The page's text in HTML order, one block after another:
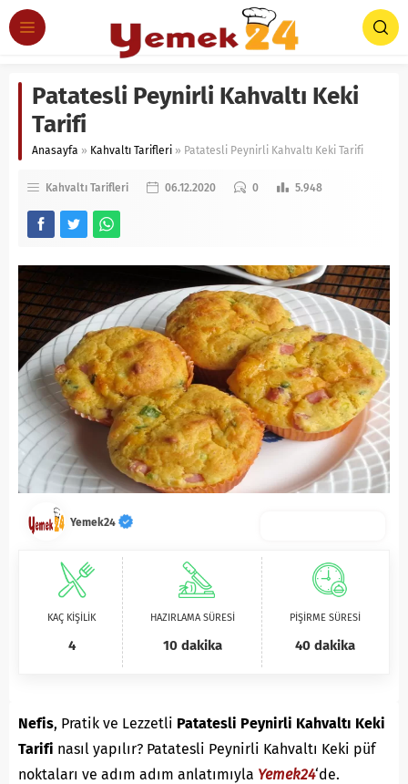
Patatesli Peynirli Kahvaltı Keki
Tarifi
Anasayfa » Kahvaltı Tarifleri » Patatesli Peynirli Kahvaltı Keki Tarifi
Kahvaltı Tarifleri 06.12.2020 0 5.948
Yemek24
KAÇ KİŞİLİK
4
HAZIRLAMA SÜRESİ
10 dakika
PİŞİRME SÜRESİ
40 dakika
Nefis, Pratik ve Lezzetli Patatesli Peynirli Kahvaltı Keki
Tarifi nasıl yapılır? Patatesli Peynirli Kahvaltı Keki püf
noktaları ve adım adım anlatımıyla Yemek24‘de.